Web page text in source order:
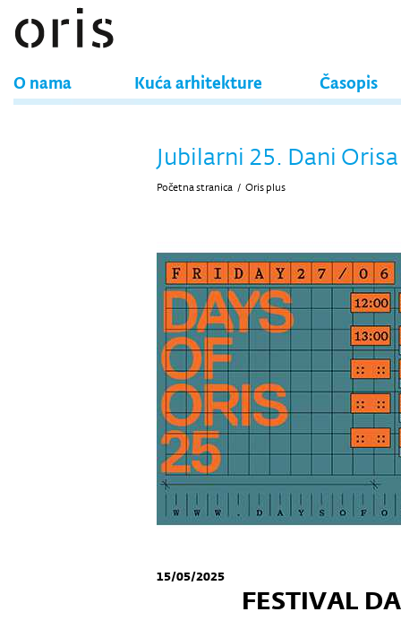
O nama Kuća arhitekture Časopis
Jubilarni 25. Dani
Početna stranica / Oris plus
15/05/2025
FESTIVAL